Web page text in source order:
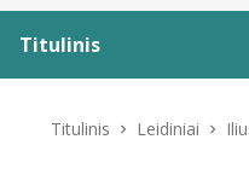
Titulinis
Titulinis Leidiniai